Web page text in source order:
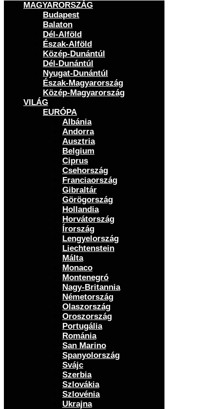
MAGYARORSZÁG
Budapest
Balaton
Dél-Alföld
Észak-Alföld
Közép-Dunántúl
Dél-Dunántúl
Nyugat-Dunántúl
Észak-Magyarország
Közép-Magyarország
VILÁG
EURÓPA
Albánia
Andorra
Ausztria
Belgium
Ciprus
Csehország
Franciaország
Gibraltár
Görögország
Hollandia
Horvátország
Írország
Lengyelország
Liechtenstein
Málta
Monaco
Montenegró
Nagy-Britannia
Németország
Olaszország
Oroszország
Portugália
Románia
San Marino
Spanyolország
Svájc
Szerbia
Szlovákia
Szlovénia
Ukrajna